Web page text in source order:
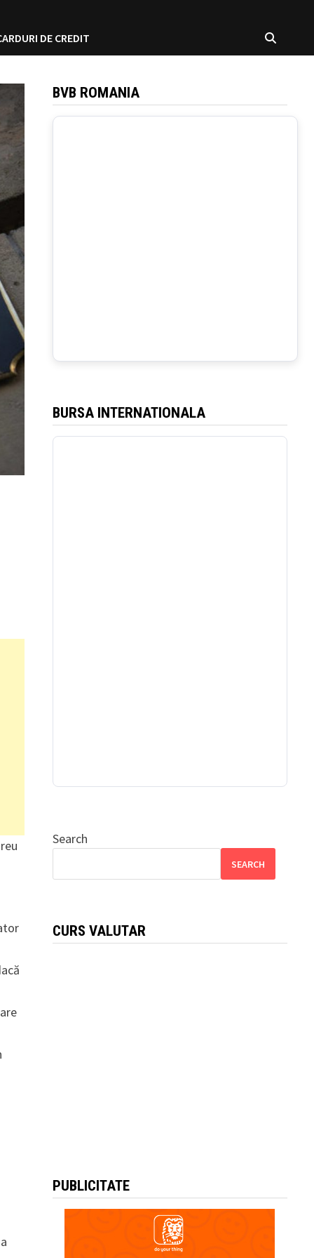
DE CREDIT
BVB ROMANIA
BURSA INTERNATIONALA
Search
SEARCH
CURS VALUTAR
PUBLICITATE